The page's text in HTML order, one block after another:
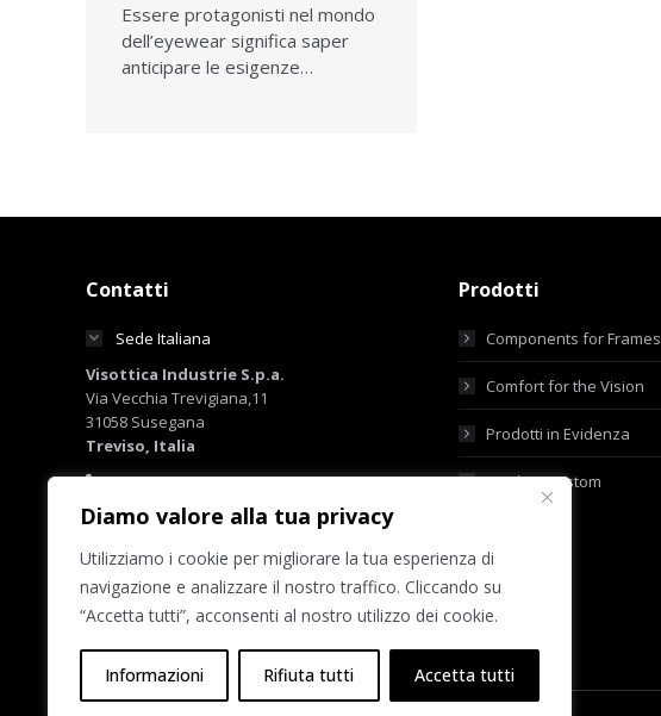
Diamo valore alla tua privacy
Utilizziamo i cookie per migliorare la tua esperienza di
navigazione e analizzare il nostro traffico. Cliccando su
“Accetta tutti”, acconsenti al nostro utilizzo dei cookie.
Informazioni Rifiuta tutti Accetta tutti
Essere protagonisti nel mondo
dell’eyewear significa saper
anticipare le esigenze…
Contatti
Sede Italiana
Visottica Industrie S.p.a.
Via Vecchia Trevigiana,11
31058 Susegana
Treviso, Italia
+39 0438 6551
+39 0438 450855
sales@visotticagroup.com
Sede Hong Kong
Sedi del Gruppo
Prodotti
Components for Frames
Comfort for the Vision
Prodotti in Evidenza
Prodotti Custom